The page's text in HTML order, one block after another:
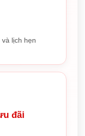
lịch hẹn
đãi